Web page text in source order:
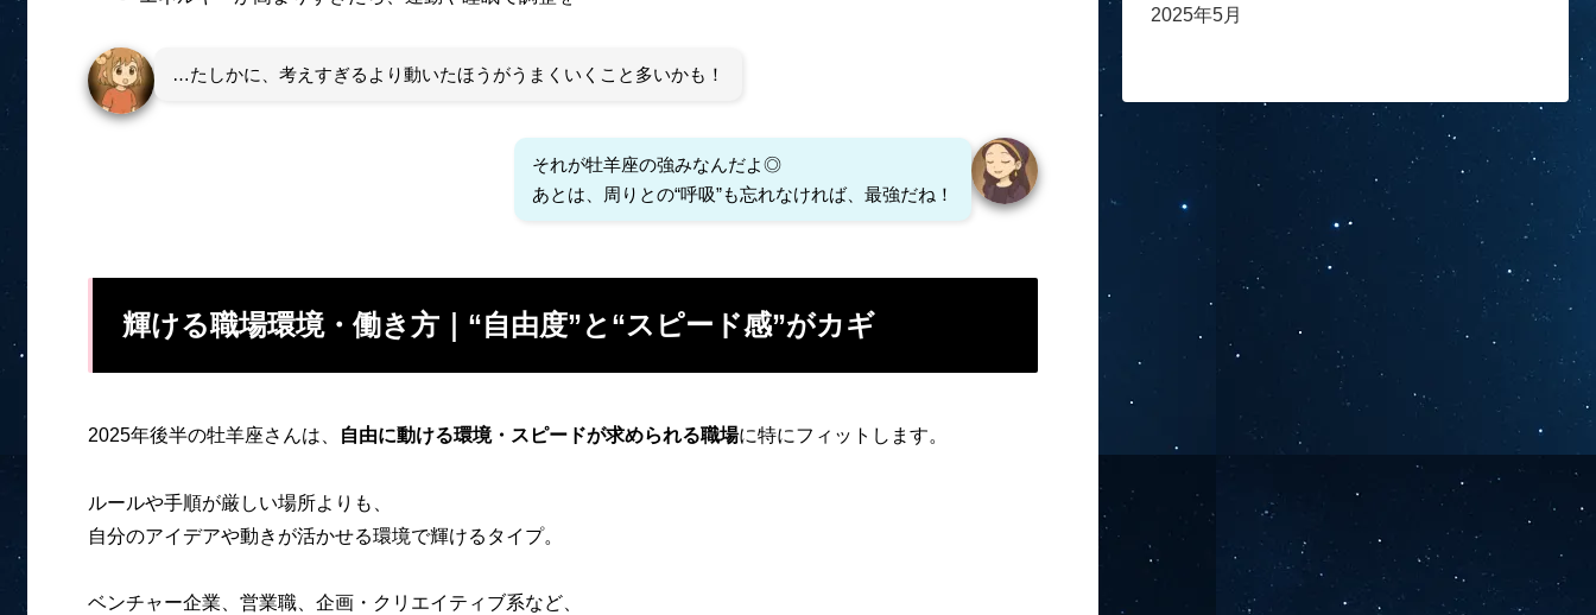
…たしかに、考えすぎるより動いたほうがうまくいくこと多いかも！
それが牡羊座の強みなんだよ◎
あとは、周りとの“呼吸”も忘れなければ、最強だね！
輝ける職場環境・働き方｜“自由度”と“スピード感”がカギ
2025年後半の牡羊座さんは、 自由に動ける環境・スピードが求められる職場に特にフィットします。
ルールや手順が厳しい場所よりも、
自分のアイデアや動きが活かせる環境で輝けるタイプ。
ベンチャー企業、営業職、企画・クリエイティブ系など、
2025年5月